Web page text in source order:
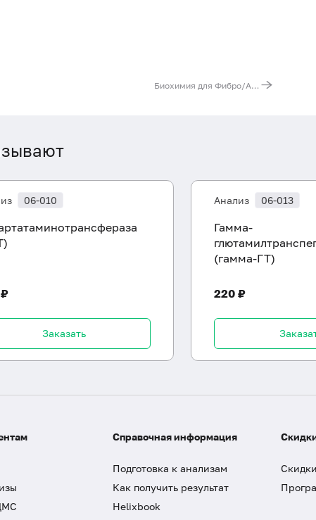
Биохимия для Фибро/АктиТест
06-010
Заказать
Анализ 06-013
Гамма-
(гамма-ГТ)
220 ₽
Справочная информация
Подготовка к анализам
Как получить результат
Helixbook